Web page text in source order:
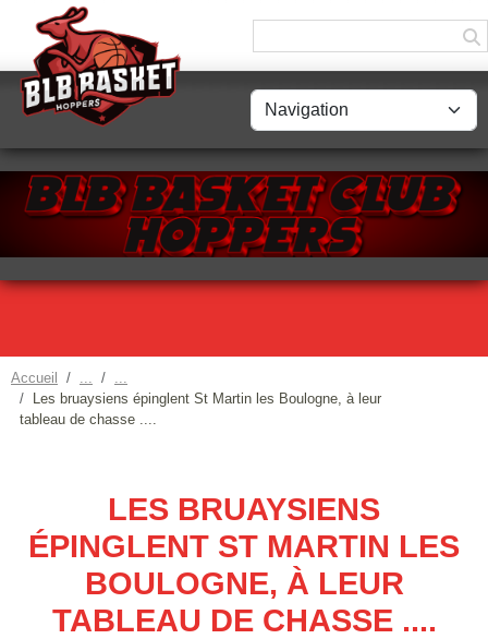
Accueil
Les bruaysiens épinglent St Martin les Boulogne, à leur
tableau de chasse ....
LES BRUAYSIENS
ÉPINGLENT ST MARTIN LES
BOULOGNE, À LEUR
TABLEAU DE CHASSE ....
Panneau de gestion des cookies